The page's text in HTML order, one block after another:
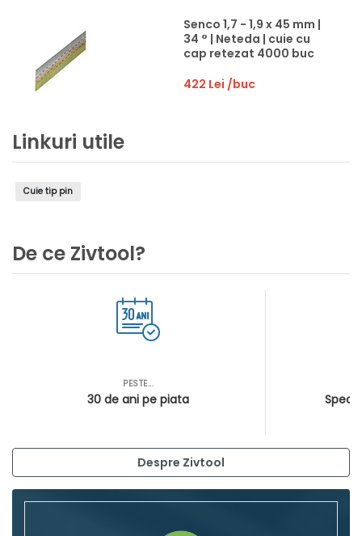
Senco 1,7 - 1,9 x 45 mm |
34 ° | Neteda | cuie cu
cap retezat 4000 buc
422 Lei /buc
Linkuri utile
Cuie tip pin
De ce Zivtool?
PESTE...
30 de ani pe piata
Despre Zivtool